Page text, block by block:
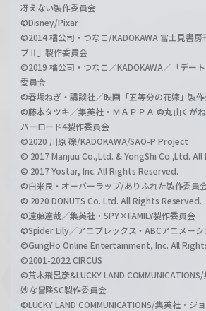
冴えない製作委員会
©Disney/Pixar
©2014 橘公司・つなこ/KADOKAWA 富士見書房
ブⅡ」製作委員会
©2019 橘公司・つなこ／KADOKAWA／「デー
委員会
©春場ねぎ・講談社／映画「五等分の花嫁」製作
©藤本タツキ／集英社・ＭＡＰＰＡ ©丸山くが
バーロード4製作委員会
©2020 川原 礫/KADOKAWA/SAO-P Project
© 2017 Manjuu Co.,Ltd. & YongShi Co.,Ltd.
© 2017 Yostar, Inc. All Rights Reserved.
©白米良・オーバーラップ/ありふれた製作委員
© 2020 DONUTS Co. Ltd. All Rights Reserved.
©遠藤達哉／集英社・SPY×FAMILY製作委員会
©Spider Lily／アニプレックス・ABCアニメーシ
©GungHo Online Entertainment, Inc. All
©2001-2022 CIRCUS
©荒木飛呂彦&LUCKY LAND
妙な冒険SC製作委員会
©LUCKY LAND COMMUNICATIONS/集英社・ジ